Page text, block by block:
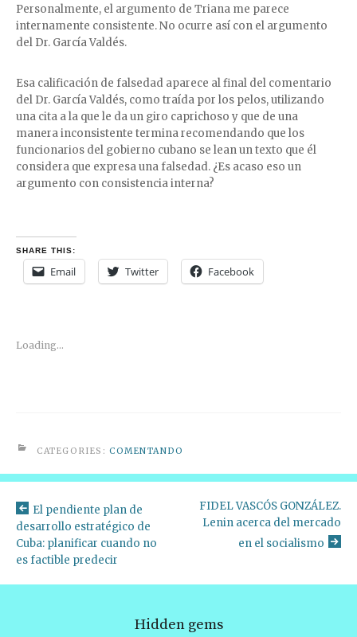
Personalmente, el argumento de Triana me parece
internamente consistente. No ocurre así con el argumento
del Dr. García Valdés.
Esa calificación de falsedad aparece al final del comentario
del Dr. García Valdés, como traída por los pelos, utilizando
una cita a la que le da un giro caprichoso y que de una
manera inconsistente termina recomendando que los
funcionarios del gobierno cubano se lean un texto que él
considera que expresa una falsedad. ¿Es acaso eso un
argumento con consistencia interna?
SHARE THIS:
Email Twitter Facebook
Loading...
CATEGORIES:COMENTANDO
El pendiente plan de
desarrollo estratégico de
Cuba: planificar cuando no
es factible predecir
FIDEL VASCÓS GONZÁLEZ.
Lenin acerca del mercado
en el socialismo
Hidden gems